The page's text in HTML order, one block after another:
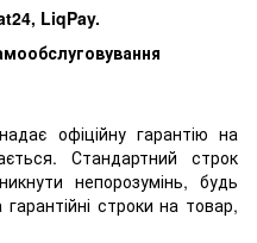
LiqPay.
офіційну гарантію на
Стандартний строк
непорозумінь, будь
строки на товар,